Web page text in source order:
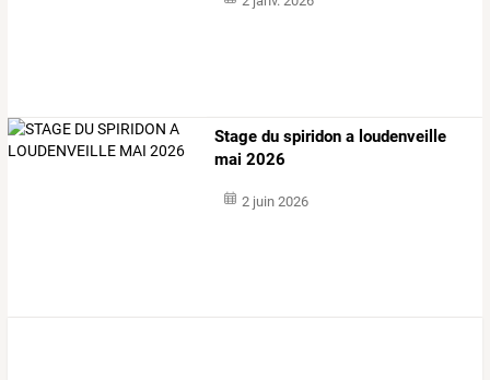
Stage du spiridon a loudenveille
mai 2026
2 juin 2026